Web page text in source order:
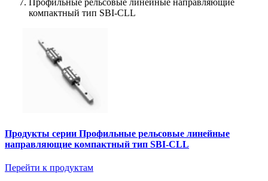
Профильные рельсовые линейные направляющие
компактный тип SBI-CLL
Продукты серии Профильные рельсовые линейные
направляющие компактный тип SBI-CLL
Перейти к продуктам